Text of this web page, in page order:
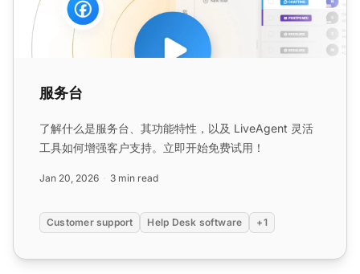
服务台
了解什么是服务台、其功能特性，以及 LiveAgent 灵活
工具如何增强客户支持。立即开始免费试用！
Jan 20, 2026 3 min read
Customer support Help Desk software +1